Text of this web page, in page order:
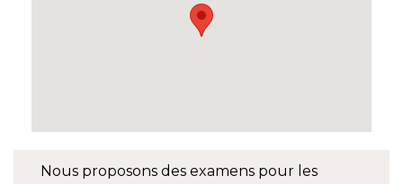
Nous proposons des examens pour les